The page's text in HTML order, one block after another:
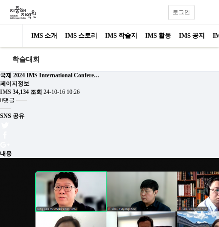
IMS 소개 IMS 스토리 IMS 학술지 IMS 활동 IMS 공지
로그인
학술대회
국제 2024 IMS International Confere…
페이지정보
IMS 34,134 조회 24-10-16 10:26
0댓글
SNS 공유
내용